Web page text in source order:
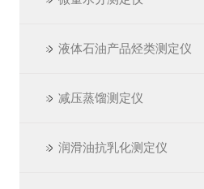
液体石油产品烃类测定仪
减压蒸馏测定仪
润滑油抗乳化测定仪